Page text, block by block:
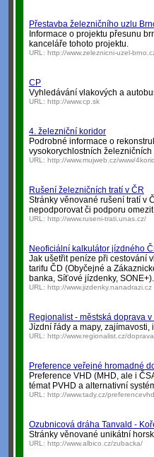
Přestavba železničního uzlu
Informace o projektu přesunu
kanceláře tohoto projektu.
URL: http://www.zeleznicni-uzel-
CP
Vyhledávání vlakových a
URL: http://www.cp.sk
4. železniční koridor
Podrobné informace o
vysokorychlostních železničních
URL: http://www.mujweb.cz/www/
Rušení železničních tratí v ČR
Stránky věnované rušení tratí v
nepodporovat či podporu
URL: http://www.ruseni-trati.unas.cz/
Neoficiální kalkulátor jízdného
Jak ušetřit peníze při cestování
tarifu ČD (Obyčejné a
banka, Síťové jízdenky, SONE+).
URL: http://www.jizdenky.nanadrazi.cz
Regionalist - městská doprava v
Jízdní řády a mapy,
URL: http://www.regionalist.cz/
Preference veřejné hromadné
Preference VHD (MHD, ale i
témat PVHD a alternativní
URL: http://www.tady.cz/
Ozubnicová dráha Tanvald -
Stránky věnované unikátní
URL: http://www.albico.cz/zubacka/